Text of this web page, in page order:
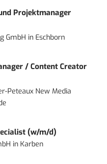
Projektmanager
GmbH in Eschborn
/ Content Creator
Peteaux New Media
(w/m/d)
in Karben